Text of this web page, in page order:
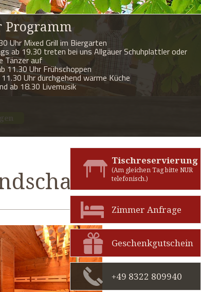
Programm
Uhr Mixed Grill im Biergarten
ab 19.30 treten bei uns Allgäuer Schuhplattler oder
Tänzer auf
11.30 Uhr Frühschoppen
Uhr durchgehend warme Küche
ab 18.30 Livemusik
Tischreservierung
(Am gleichen Tag bitte NUR
telefonisch.)
Zimmer Anfrage
Geschenkgutschein
+49 8322 809940